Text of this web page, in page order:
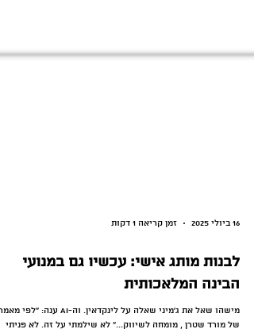
16 ביולי 2025 זמן קריאה 1 דקות
לבנות מותג אישי: עכשיו גם במנועי